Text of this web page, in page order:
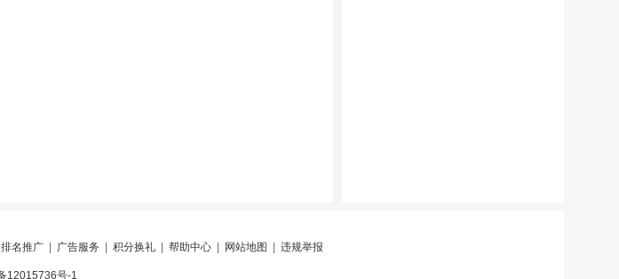
排名推广 广告服务 积分换礼 帮助中心 网站地图 违规举报
12015736号-1